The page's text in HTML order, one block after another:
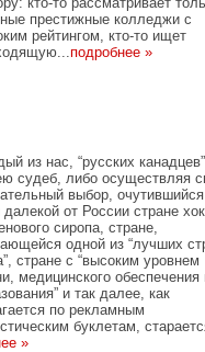
престижные колледжи с
рейтингом, кто-то ищет
подробнее »
из нас, “русских канадцев”,
судеб, либо осуществляя
выбор,
далекой от России стране
сиропа, стране,
одной из “лучших
стране с “высоким уровнем
медицинского обеспечения
и так далее, как
по рекламным
буклетам,
»